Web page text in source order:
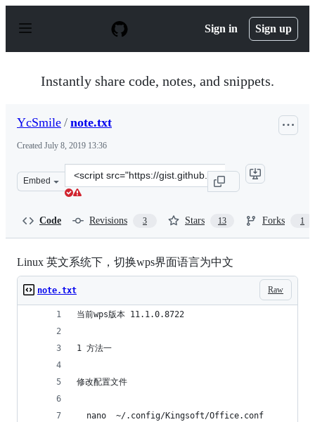
p
Sign in Sign up
Instantly share code, notes, and snippets.
YcSmile / note.txt
Created July 8, 2019 13:36
Embed
Clone
this
Code Revisions 3 Stars 13 Forks 1
Linux 英文系统下，切换wps界面语言为中文
Raw
note.txt
当前wps版本 11.1.0.8722
1 方法一
修改配置文件
  nano  ~/.config/Kingsoft/Office.conf